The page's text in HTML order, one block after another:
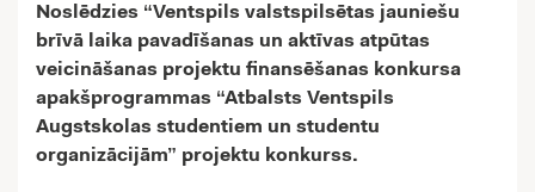
Noslēdzies “Ventspils valstspilsētas jauniešu
brīvā laika pavadīšanas un aktīvas atpūtas
veicināšanas projektu finansēšanas konkursa
apakšprogrammas “Atbalsts Ventspils
Augstskolas studentiem un studentu
organizācijām” projektu konkurss.